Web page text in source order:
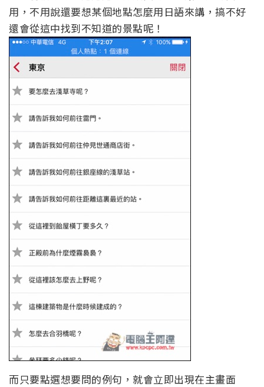
用，不用說還要想某個地點怎麼用日語來講，搞不好
還會從這中找到不知道的景點呢！
而只要點選想要問的例句，就會立即出現在主畫面